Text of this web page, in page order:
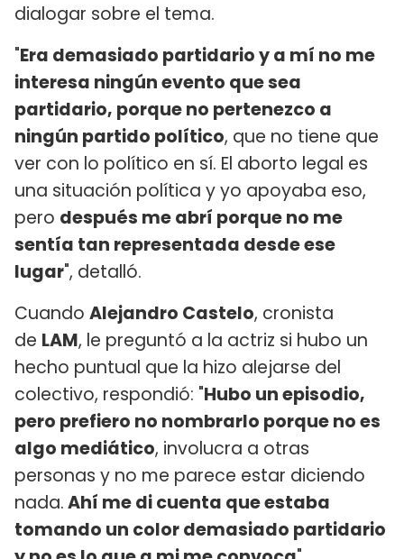
dialogar sobre el tema.
"Era demasiado partidario y a mí no me
interesa ningún evento que sea
partidario, porque no pertenezco a
ningún partido político, que no tiene que
ver con lo político en sí. El aborto legal es
una situación política y yo apoyaba eso,
pero después me abrí porque no me
sentía tan representada desde ese
lugar", detalló.
Cuando Alejandro Castelo, cronista
de LAM, le preguntó a la actriz si hubo un
hecho puntual que la hizo alejarse del
colectivo, respondió: "Hubo un episodio,
pero prefiero no nombrarlo porque no es
algo mediático, involucra a otras
personas y no me parece estar diciendo
nada.Ahí me di cuenta que estaba
tomando un color demasiado partidario